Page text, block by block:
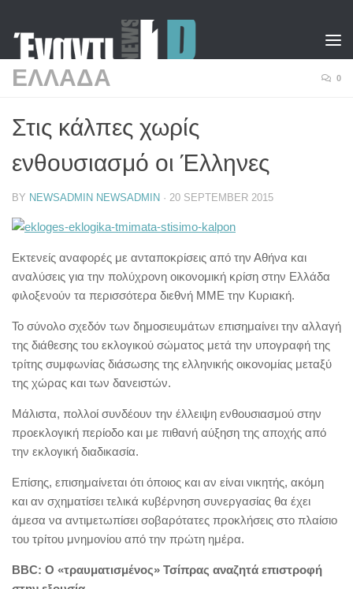
ΕΛΛΑΔΑ 0
Στις κάλπες χωρίς
ενθουσιασμό οι Έλληνες
BY NEWSADMIN NEWSADMIN · 20 SEPTEMBER 2015
Εκτενείς αναφορές με ανταποκρίσεις από την Αθήνα και
αναλύσεις για την πολύχρονη οικονομική κρίση στην Ελλάδα
φιλοξενούν τα περισσότερα διεθνή ΜΜΕ την Κυριακή.
Το σύνολο σχεδόν των δημοσιευμάτων επισημαίνει την αλλαγή
της διάθεσης του εκλογικού σώματος μετά την υπογραφή της
τρίτης συμφωνίας διάσωσης της ελληνικής οικονομίας μεταξύ
της χώρας και των δανειστών.
Μάλιστα, πολλοί συνδέουν την έλλειψη ενθουσιασμού στην
προεκλογική περίοδο και με πιθανή αύξηση της αποχής από
την εκλογική διαδικασία.
Επίσης, επισημαίνεται ότι όποιος και αν είναι νικητής, ακόμη
και αν σχηματίσει τελικά κυβέρνηση συνεργασίας θα έχει
άμεσα να αντιμετωπίσει σοβαρότατες προκλήσεις στο πλαίσιο
του τρίτου μνημονίου από την πρώτη ημέρα.
BBC: Ο «τραυματισμένος» Τσίπρας αναζητά επιστροφή